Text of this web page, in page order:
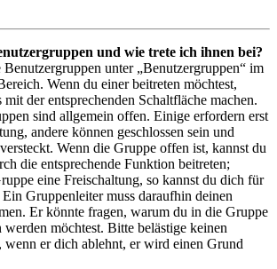
und wie trete ich ihnen bei?
unter „Benutzergruppen“ im
Wenn du einer beitreten möchtest,
mit der entsprechenden Schaltfläche machen.
sind allgemein offen. Einige erfordern erst
andere können geschlossen sein und
Wenn die Gruppe offen ist, kannst du
die entsprechende Funktion beitreten;
eine Freischaltung, so kannst du dich für
Gruppenleiter muss daraufhin deinen
Er könnte fragen, warum du in die Gruppe
werden möchtest. Bitte belästige keinen
wenn er dich ablehnt, er wird einen Grund